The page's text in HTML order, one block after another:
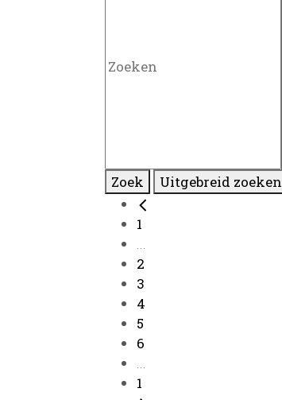
Zoek Uitgebreid zoeken
1
...
2
3
4
5
6
...
1